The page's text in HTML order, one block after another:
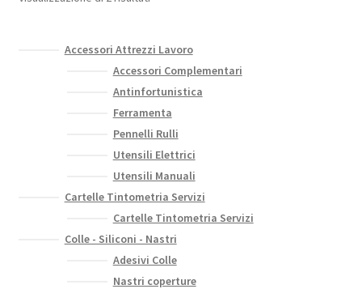
nella
Accessori Attrezzi Lavoro
Accessori Complementari
Antinfortunistica
Ferramenta
Pennelli Rulli
Utensili Elettrici
Utensili Manuali
Cartelle Tintometria Servizi
Cartelle Tintometria Servizi
Colle - Siliconi - Nastri
Adesivi Colle
Nastri coperture